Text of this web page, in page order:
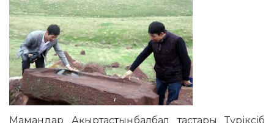
Мамандар Ақыртастың балбал тас­тары Түріксіб